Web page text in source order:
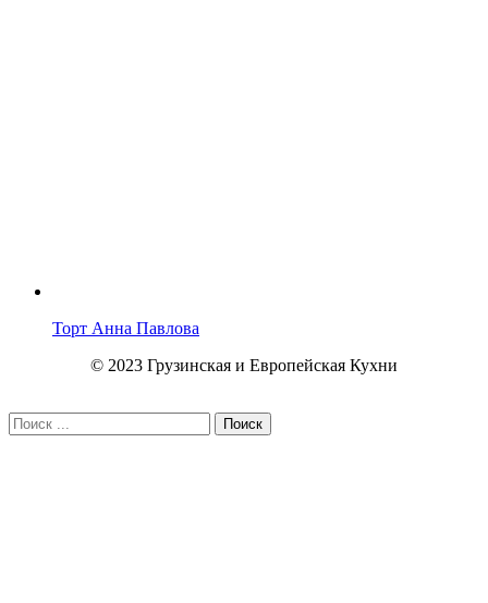
Торт Анна Павлова
© 2023 Грузинская и Европейская Кухни